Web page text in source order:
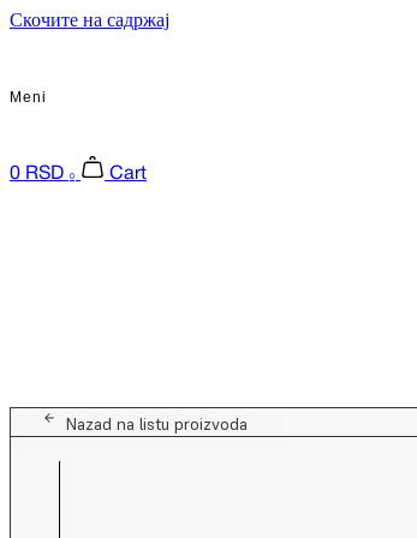
Скочите на садржај
Meni
0 RSD 0 Cart
Nazad na listu proizvoda